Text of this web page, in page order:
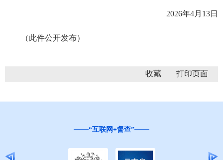
2026年4月13日
（此件公开发布）
收藏
“互联网+督查”